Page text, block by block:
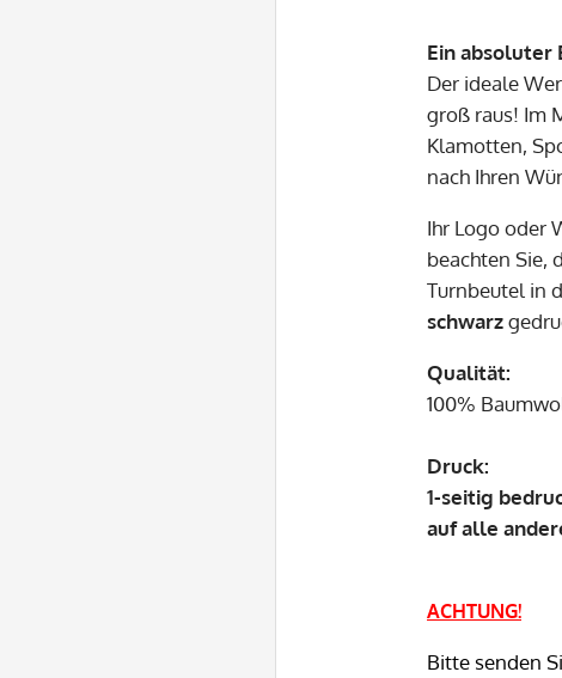
Ein absoluter
Der ideale
groß raus! Im
Klamotten,
nach Ihren
Ihr Logo oder
beachten Sie,
Turnbeutel in
schwarz
Qualität:
100%
Druck:
1-seitig
auf alle
ACHTUNG!
Bitte senden